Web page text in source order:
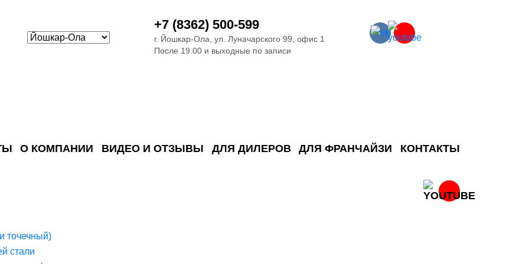
+7 (8362) 500-599
г. Йошкар-Ола, ул. Луначарского 99, офис 1
После 19.00 и выходные по записи
О КОМПАНИИ ВИДЕО И ОТЗЫВЫ ДЛЯ ДИЛЕРОВ ДЛЯ ФРАНЧАЙЗИ КОНТАКТЫ
точечный)
стали